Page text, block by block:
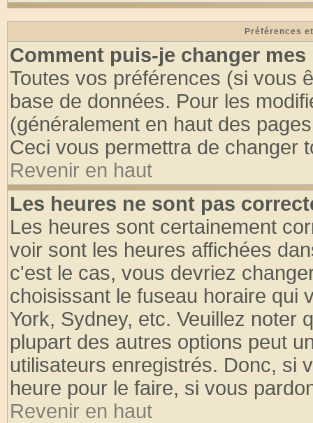
Préférences
Comment puis-je changer mes
Toutes vos préférences (si vous
base de données. Pour les
(généralement en haut des
Ceci vous permettra de changer
Revenir en haut
Les heures ne sont pas
Les heures sont certainement
voir sont les heures affichées
c'est le cas, vous devriez
choisissant le fuseau horaire qui
York, Sydney, etc. Veuillez noter
plupart des autres options peut
utilisateurs enregistrés. Donc, si
heure pour le faire, si vous
Revenir en haut